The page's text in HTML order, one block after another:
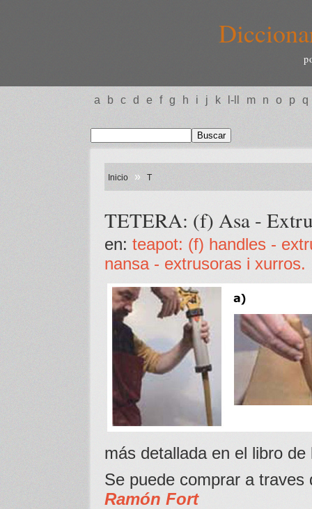
a b c d e f g h i j k l-ll m n o p q
Inicio » T
TETERA: (f) Asa -
en: teapot: (f) handles -
nansa - extrusoras i xurros.
más detallada en el libro de
Se puede comprar a traves
Ramón Fort